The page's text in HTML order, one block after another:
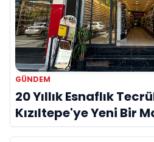
GÜNDEM
20 Yıllık Esnaflık
Kızıltepe'ye Yeni Bir